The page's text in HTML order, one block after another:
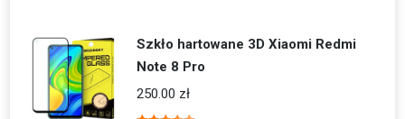
Szkło hartowane 3D Xiaomi Redmi
Note 8 Pro
250.00 zł